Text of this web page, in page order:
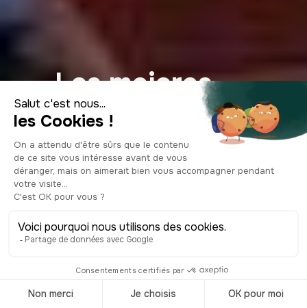
Los mejores
barrios de Atenas:
dónde dormir
según tus
preferencias en
2026